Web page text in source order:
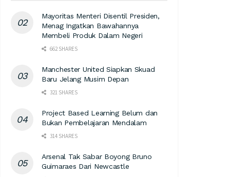
Mayoritas Menteri Disentil Presiden,
Menag Ingatkan Bawahannya
Membeli Produk Dalam Negeri
662 SHARES
Manchester United Siapkan Skuad
Baru Jelang Musim Depan
321 SHARES
Project Based Learning Belum dan
Bukan Pembelajaran Mendalam
314 SHARES
Arsenal Tak Sabar Boyong Bruno
Guimaraes Dari Newcastle